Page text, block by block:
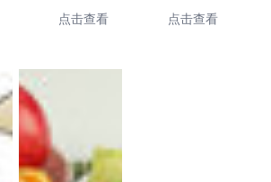
点击查看
点击查看